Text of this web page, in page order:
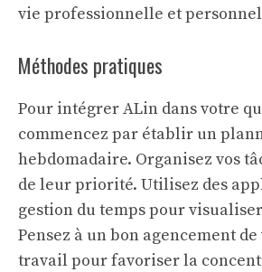
vie professionnelle et
Méthodes pratiques
Pour intégrer ALin dans votre
commencez par établir un
hebdomadaire. Organisez vos
de leur priorité. Utilisez des
gestion du temps pour
Pensez à un bon agencement de
travail pour favoriser la